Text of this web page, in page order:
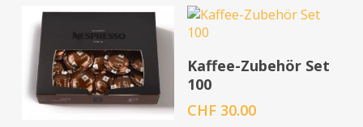
In den Warenkorb
Kaffee-Zubehör Set
100
CHF 30.00